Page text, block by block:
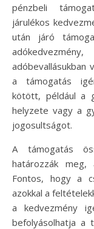
pénzbeli
járulékos
után járó
adóbevallásukban
a támogatás
kötött, például a
helyzete vagy a
jogosultságot.
A támogatás
határozzák meg,
Fontos, hogy a
azokkal a
a kedvezmény
befolyásolhatja a